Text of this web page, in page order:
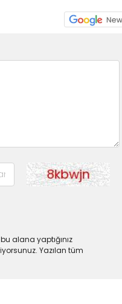
alana yaptığınız
Yazılan tüm